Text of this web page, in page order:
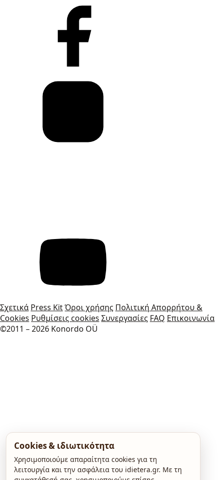
Σχετικά Press KitΌροι χρήσης Πολιτική Απορρήτου &
Cookies Ρυθμίσεις cookies Συνεργασίες FAQ Επικοινωνία
©2011 – 2026 Konordo OÜ
Cookies & ιδιωτικότητα
Χρησιμοποιούμε απαραίτητα cookies για τη
λειτουργία και την ασφάλεια του idietera.gr. Με τη